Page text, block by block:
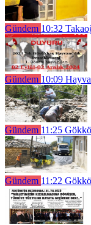
Gündem 10:32
Gündem 10:09
Gündem 11:25
Gündem 11:22